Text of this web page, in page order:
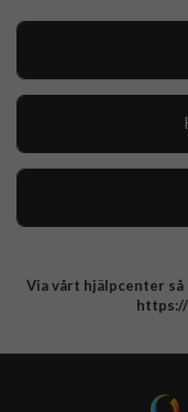
Integritetspolicy
Via vårt hjälpcenter